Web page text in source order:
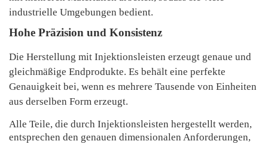
industrielle Umgebungen bedient.
Hohe Präzision und Konsistenz
Die Herstellung mit Injektionsleisten erzeugt genaue und
gleichmäßige Endprodukte. Es behält eine perfekte
Genauigkeit bei, wenn es mehrere Tausende von Einheiten
aus derselben Form erzeugt.
Alle Teile, die durch Injektionsleisten hergestellt werden,
entsprechen den genauen dimensionalen Anforderungen,